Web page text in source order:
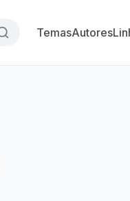
TemasAutores